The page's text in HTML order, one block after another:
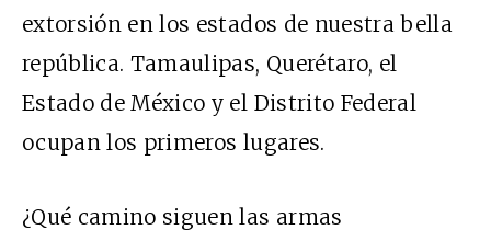
extorsión en los estados de nuestra bella
república. Tamaulipas, Querétaro, el
Estado de México y el Distrito Federal
ocupan los primeros lugares.
¿Qué camino siguen las armas